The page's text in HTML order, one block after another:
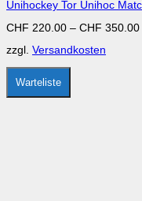
Varianten
Die
können
auf
der
Produktseite
gewählt
Unihockey Tor Unihoc
CHF 220.00 – CHF 350.00
zzgl. Versandkosten
Warteliste